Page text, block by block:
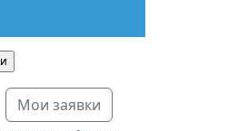
Мои заявки